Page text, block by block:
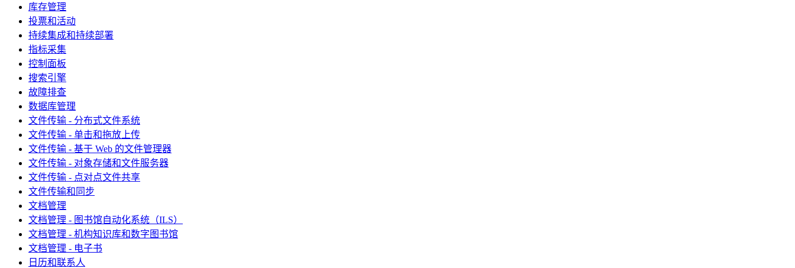
库存管理
投票和活动
持续集成和持续部署
指标采集
控制面板
搜索引擎
故障排查
数据库管理
文件传输 - 分布式文件系统
文件传输 - 单击和拖放上传
文件传输 - 基于 Web 的文件管理器
文件传输 - 对象存储和文件服务器
文件传输 - 点对点文件共享
文件传输和同步
文档管理
文档管理 - 图书馆自动化系统（ILS）
文档管理 - 机构知识库和数字图书馆
文档管理 - 电子书
日历和联系人